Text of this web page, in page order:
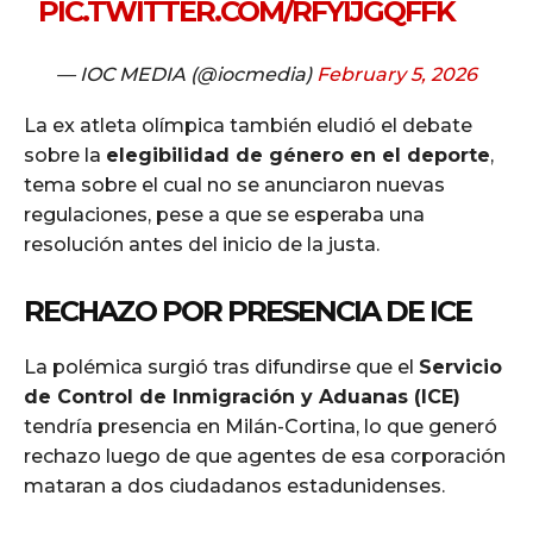
PIC.TWITTER.COM/RFYIJGQFFK
— IOC MEDIA (@iocmedia) February 5, 2026
La ex atleta olímpica también eludió el debate
sobre la elegibilidad de género en el deporte,
tema sobre el cual no se anunciaron nuevas
regulaciones, pese a que se esperaba una
resolución antes del inicio de la justa.
RECHAZO POR PRESENCIA DE ICE
La polémica surgió tras difundirse que el Servicio
de Control de Inmigración y Aduanas (ICE)
tendría presencia en Milán-Cortina, lo que generó
rechazo luego de que agentes de esa corporación
mataran a dos ciudadanos estadunidenses.